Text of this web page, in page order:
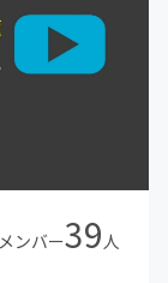
メンバー39 人